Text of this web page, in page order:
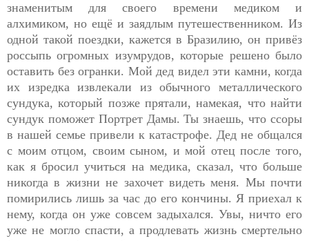
знаменитым для своего времени медиком и
алхимиком, но ещё и заядлым путешественником. Из
одной такой поездки, кажется в Бразилию, он привёз
россыпь огромных изумрудов, которые решено было
оставить без огранки. Мой дед видел эти камни, когда
их изредка извлекали из обычного металлического
сундука, который позже прятали, намекая, что найти
сундук поможет Портрет Дамы. Ты знаешь, что ссоры
в нашей семье привели к катастрофе. Дед не общался
с моим отцом, своим сыном, и мой отец после того,
как я бросил учиться на медика, сказал, что больше
никогда в жизни не захочет видеть меня. Мы почти
помирились лишь за час до его кончины. Я приехал к
нему, когда он уже совсем задыхался. Увы, ничто его
уже не могло спасти, а продлевать жизнь смертельно